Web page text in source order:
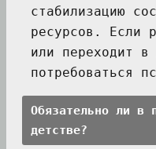
стабилизацию
ресурсов. Если
или переходит в
потребоваться
Обязательно ли в
детстве?